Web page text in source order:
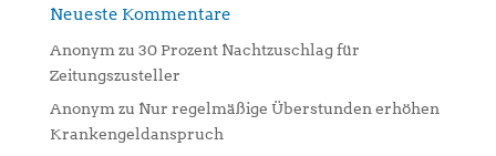
Neueste Kommentare
Anonym zu 30 Prozent Nachtzuschlag für
Zeitungszusteller
Anonym zu Nur regelmäßige Überstunden erhöhen
Krankengeldanspruch